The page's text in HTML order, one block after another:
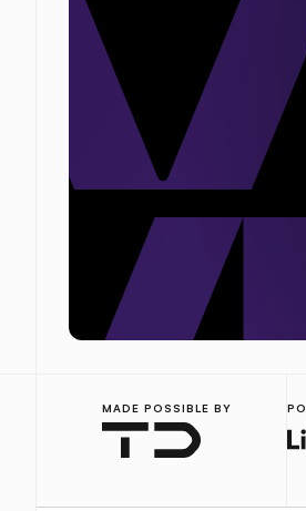
MADE POSSIBLE BY